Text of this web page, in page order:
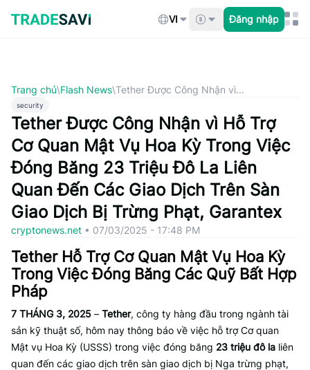
qua
nội
VI Đăng nhập
Trang chủ\Flash News\Tether Được Công Nhận vì...
security
Tether Được Công Nhận vì Hỗ Trợ
Cơ Quan Mật Vụ Hoa Kỳ Trong Việc
Đóng Băng 23 Triệu Đô La Liên
Quan Đến Các Giao Dịch Trên Sàn
Giao Dịch Bị Trừng Phạt, Garantex
cryptonews.net • 07/03/2025 - 17:48 PM
Tether Hỗ Trợ Cơ Quan Mật Vụ Hoa Kỳ
Trong Việc Đóng Băng Các Quỹ Bất Hợp
Pháp
7 THÁNG 3, 2025 – Tether, công ty hàng đầu trong ngành tài
sản kỹ thuật số, hôm nay thông báo về việc hỗ trợ Cơ quan
Mật vụ Hoa Kỳ (USSS) trong việc đóng băng 23 triệu đô la liên
quan đến các giao dịch trên sàn giao dịch bị Nga trừng phạt,